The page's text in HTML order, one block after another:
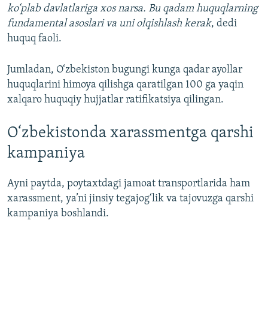
ko‘plab davlatlariga xos narsa. Bu qadam huquqlarning
fundamental asoslari va uni olqishlash kerak, dedi
huquq faoli.
Jumladan, O‘zbekiston bugungi kunga qadar ayollar
huquqlarini himoya qilishga qaratilgan 100 ga yaqin
xalqaro huquqiy hujjatlar ratifikatsiya qilingan.
O‘zbekistonda xarassmentga qarshi
kampaniya
Ayni paytda, poytaxtdagi jamoat transportlarida ham
xarassment, ya’ni jinsiy tegajog‘lik va tajovuzga qarshi
kampaniya boshlandi.